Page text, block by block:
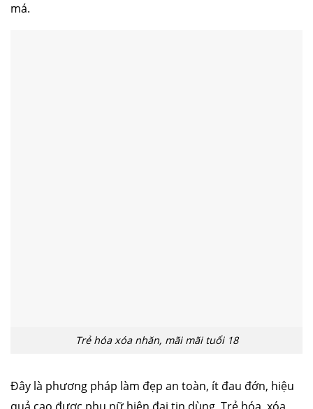
má.
Trẻ hóa xóa nhăn, mãi mãi tuổi 18
Đây là phương pháp làm đẹp an toàn, ít đau đớn, hiệu